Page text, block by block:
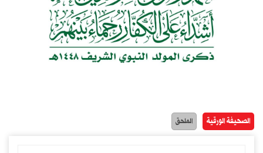
الصحيفة الورقية الملحق